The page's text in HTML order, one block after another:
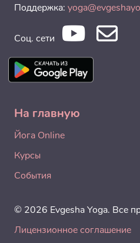
Поддержка:
Соц. сети
На главную
Йога Online
Курсы
События
© 2026 Evgesha Yoga. Все
Лицензионное соглашение